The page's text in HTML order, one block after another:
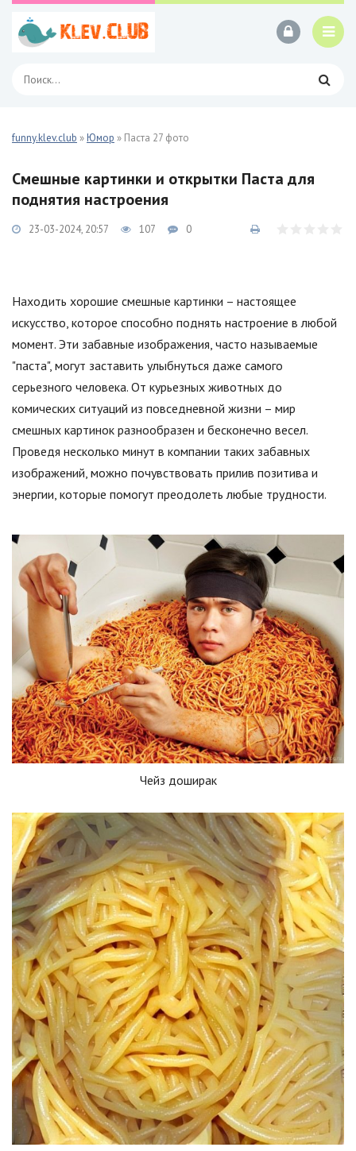
funny.klev.club »Юмор » Паста 27 фото
Смешные картинки и открытки Паста для
поднятия настроения
23-03-2024, 20:57 107 0
Находить хорошие смешные картинки – настоящее
искусство, которое способно поднять настроение в любой
момент. Эти забавные изображения, часто называемые
"паста", могут заставить улыбнуться даже самого
серьезного человека. От курьезных животных до
комических ситуаций из повседневной жизни – мир
смешных картинок разнообразен и бесконечно весел.
Проведя несколько минут в компании таких забавных
изображений, можно почувствовать прилив позитива и
энергии, которые помогут преодолеть любые трудности.
Чейз доширак